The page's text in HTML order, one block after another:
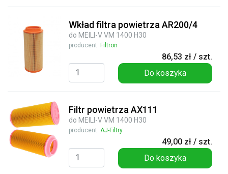
Wkład filtra powietrza AR200/4
do MEILI-V VM 1400 H30
producent: Filtron
86,53 zł / szt.
Do koszyka
Filtr powietrza AX111
do MEILI-V VM 1400 H30
producent: AJ-Filtry
49,00 zł / szt.
Do koszyka